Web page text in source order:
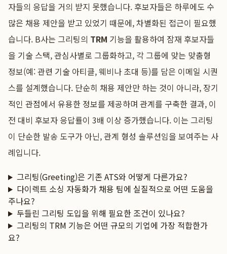
자들의 응답을 거의 받지 못했습니다. 후보자들은 하루에도 수
많은 채용 제안을 받고 있었기 때문에, 차별화된 접근이 필요했
습니다. B사는 그리팅의 TRM 기능을 활용하여 잠재 후보자들
을 기술 스택, 관심사별로 그룹화하고, 각 그룹에 맞는 맞춤형
정보(예: 관련 기술 아티클, 웨비나 초대 등)를 담은 이메일 시퀀
스를 설계했습니다. 단순히 채용 제안만 하는 것이 아니라, 장기
적인 관점에서 유용한 정보를 제공하며 관계를 구축한 결과, 이
전 대비 후보자 응답률이 3배 이상 증가했습니다. 이는 그리팅
이 단순한 발송 도구가 아닌, 관계 형성 솔루션임을 보여주는 사
례입니다.
그리팅(Greeting)은 기존 ATS와 어떻게 다른가요?
다이렉트 소싱 자동화가 채용 팀에 실질적으로 어떤 도움을
주나요?
두들린 그리팅 도입을 위해 필요한 조건이 있나요?
그리팅의 TRM 기능은 어떤 규모의 기업에 가장 적합한가
요?